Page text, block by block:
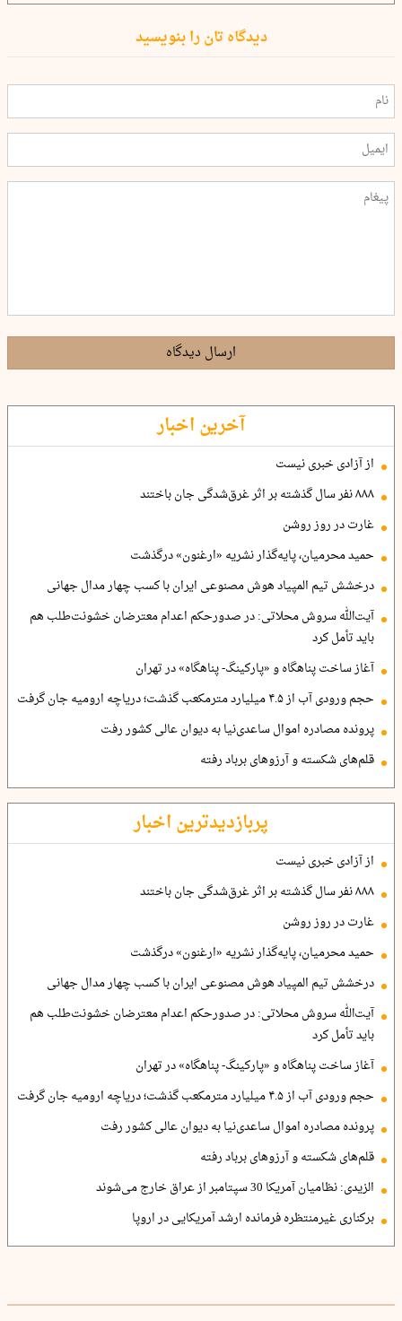
دیدگاه تان را بنویسید
ارسال دیدگاه
آخرین اخبار
از آزادی خبری نیست
۸۸۸ نفر سال گذشته بر اثر غرق‌شدگی جان باختند
غارت در روز روشن
حمید محرمیان، پایه‌گذار نشریه «ارغنون» درگذشت
درخشش تیم المپیاد هوش مصنوعی ایران با کسب چهار مدال جهانی
آیت‌الله سروش محلاتی: در صدورحکم اعدام معترضان خشونت‌طلب هم
باید تأمل کرد
آغاز ساخت پناهگاه و «پارکینگ- پناهگاه» در تهران
حجم ورودی آب از ۴.۵ میلیارد مترمکعب گذشت؛ دریاچه ارومیه جان گرفت
پرونده مصادره اموال ساعدی‌نیا به دیوان عالی کشور رفت
قلم‌های شکسته و آرزوهای برباد رفته
پربازدیدترین اخبار
از آزادی خبری نیست
۸۸۸ نفر سال گذشته بر اثر غرق‌شدگی جان باختند
غارت در روز روشن
حمید محرمیان، پایه‌گذار نشریه «ارغنون» درگذشت
درخشش تیم المپیاد هوش مصنوعی ایران با کسب چهار مدال جهانی
آیت‌الله سروش محلاتی: در صدورحکم اعدام معترضان خشونت‌طلب هم
باید تأمل کرد
آغاز ساخت پناهگاه و «پارکینگ- پناهگاه» در تهران
حجم ورودی آب از ۴.۵ میلیارد مترمکعب گذشت؛ دریاچه ارومیه جان گرفت
پرونده مصادره اموال ساعدی‌نیا به دیوان عالی کشور رفت
قلم‌های شکسته و آرزوهای برباد رفته
الزیدی: نظامیان آمریکا 30 سپتامبر از عراق خارج می‌شوند
برکناری غیرمنتظره فرمانده ارشد آمریکایی در اروپا